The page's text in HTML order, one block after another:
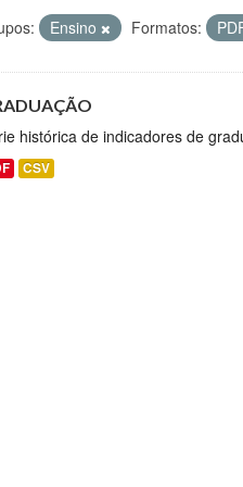
Ensino Formatos:
histórica de indicadores de
CSV